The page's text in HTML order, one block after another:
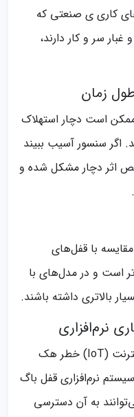
کاری ی صنعتی که
غبار سر و کار دارند،
است دچار استهلاک
سنسور آسیب ببیند
اثر دچار مشکل شده و
با قفل‌های
است و در مدل‌های با
بالاتری داشته باشند.
در مدل‌های هوشمند و متصل به اینترنت (IoT) خطر هک
نرم‌افزاری قفل باگ
به آن دسترسی